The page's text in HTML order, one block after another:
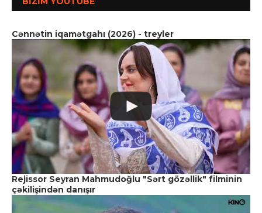
Cənnətin iqamətgahı (2026) - treyler
Rejissor Seyran Mahmudoğlu "Sərt gözəllik" filminin
çəkilişindən danışır